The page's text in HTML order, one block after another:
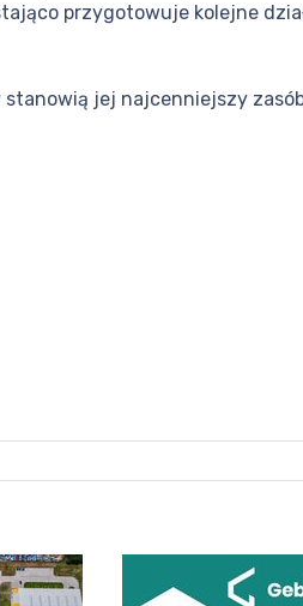
przygotowuje kolejne
stanowią jej najcenniejszy